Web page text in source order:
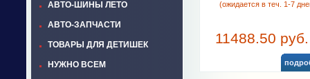
АВТО-ШИНЫ ЛЕТО
АВТО-ЗАПЧАСТИ
ТОВАРЫ ДЛЯ ДЕТИШЕК
НУЖНО ВСЕМ
(ожидается в теч. 1-7
11488.50 руб.